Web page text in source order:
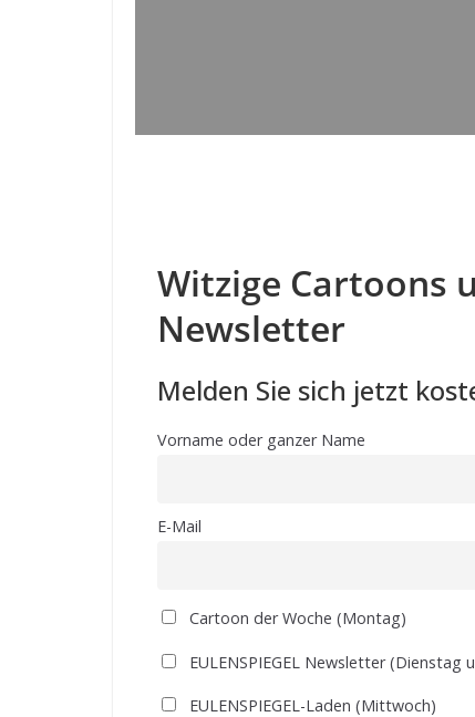
Witzige Cartoons
Newsletter
Melden Sie sich jetzt
Vorname oder ganzer Name
E-Mail
Cartoon der Woche (Montag)
EULENSPIEGEL Newsletter (Dienstag
EULENSPIEGEL-Laden (Mittwoch)